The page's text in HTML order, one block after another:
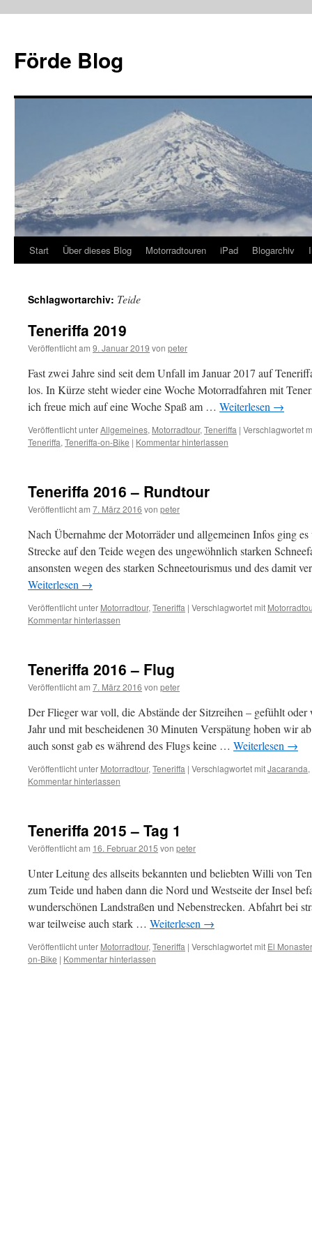
Förde Blog
Start Über dieses Blog Motorradtouren iPad Blogarchiv
Schlagwortarchiv: Teide
Teneriffa 2019
Veröffentlicht am 9. Januar 2019 von peter
Fast zwei Jahre sind seit dem Unfall im Januar 2017 auf
los. In Kürze steht wieder eine Woche Motorradfahren mit
ich freue mich auf eine Woche Spaß am … Weiterlesen →
Veröffentlicht unterAllgemeines, Motorradtour, Teneriffa | Verschlagwortet
Teneriffa, Teneriffa-on-Bike | Kommentar hinterlassen
Teneriffa 2016 – Rundtour
Veröffentlicht am 7. März 2016 von peter
Nach Übernahme der Motorräder und allgemeinen Infos ging
Strecke auf den Teide wegen des ungewöhnlich starken
ansonsten wegen des starken Schneetourismus und des damit
Weiterlesen →
Veröffentlicht unter Motorradtour, Teneriffa | Verschlagwortet mit
Kommentar hinterlassen
Teneriffa 2016 – Flug
Veröffentlicht am 7. März 2016 von peter
Der Flieger war voll, die Abstände der Sitzreihen – gefühlt
Jahr und mit bescheidenen 30 Minuten Verspätung hoben wir
auch sonst gab es während des Flugs keine … Weiterlesen →
Veröffentlicht unter Motorradtour, Teneriffa | Verschlagwortet mitJacaranda,
Kommentar hinterlassen
Teneriffa 2015 – Tag 1
Veröffentlicht am 16. Februar 2015 von peter
Unter Leitung des allseits bekannten und beliebten Willi von
zum Teide und haben dann die Nord und Westseite der Insel
wunderschönen Landstraßen und Nebenstrecken. Abfahrt bei
war teilweise auch stark … Weiterlesen →
Veröffentlicht unter Motorradtour, Teneriffa | Verschlagwortet mit El
on-Bike | Kommentar hinterlassen